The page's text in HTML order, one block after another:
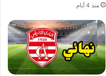
منذ 4 أيام